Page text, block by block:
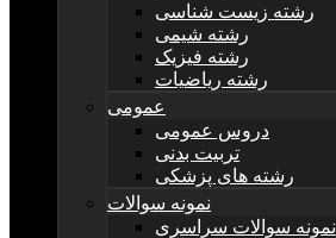
رشته زیست شناسی
رشته شیمی
رشته فیزیک
رشته ریاضیات
عمومی
دروس عمومی
تربیت بدنی
رشته های پزشکی
نمونه سوالات
نمونه سوالات سراسری